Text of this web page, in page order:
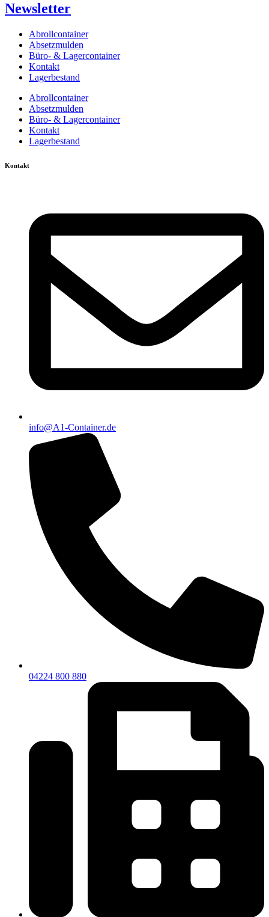
Newsletter
Abrollcontainer
Absetzmulden
Büro- & Lagercontainer
Kontakt
Lagerbestand
Abrollcontainer
Absetzmulden
Büro- & Lagercontainer
Kontakt
Lagerbestand
Kontakt
info@A1-Container.de
04224 800 880